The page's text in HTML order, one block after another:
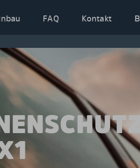
FAQ Kontakt